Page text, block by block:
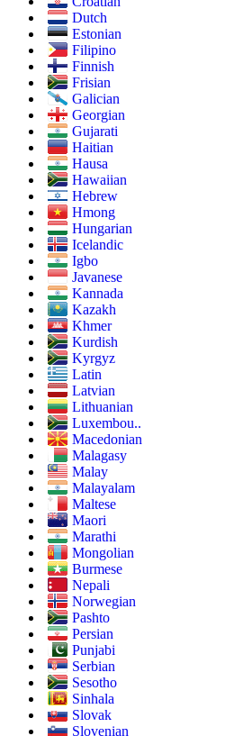
Dutch
Estonian
Filipino
Finnish
Frisian
Galician
Georgian
Gujarati
Haitian
Hausa
Hawaiian
Hebrew
Hmong
Hungarian
Icelandic
Igbo
Javanese
Kannada
Kazakh
Khmer
Kurdish
Kyrgyz
Latin
Latvian
Lithuanian
Luxembou..
Macedonian
Malagasy
Malay
Malayalam
Maltese
Maori
Marathi
Mongolian
Burmese
Nepali
Norwegian
Pashto
Persian
Punjabi
Serbian
Sesotho
Sinhala
Slovak
Slovenian